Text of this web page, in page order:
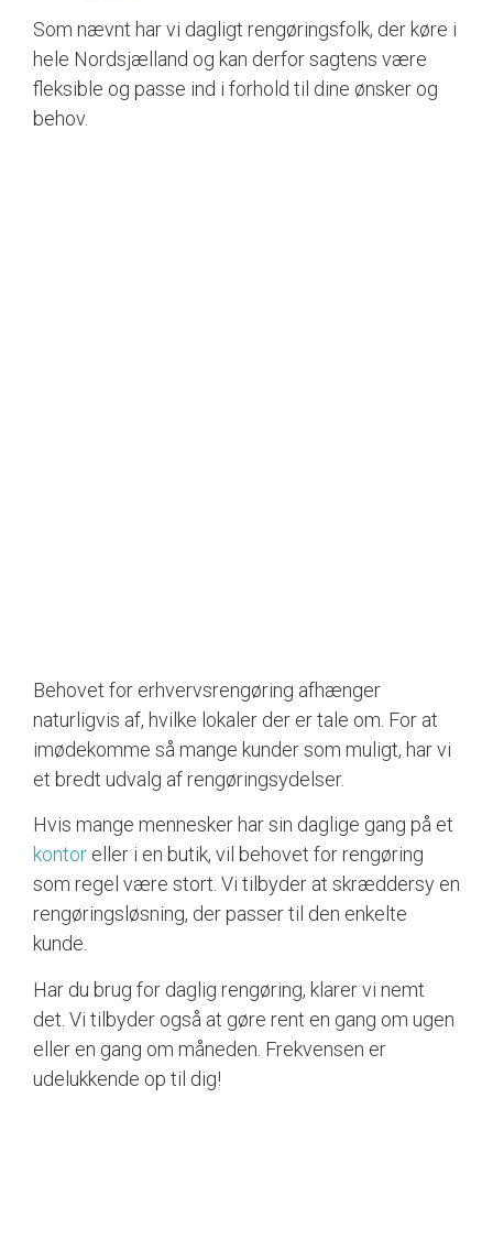
Som nævnt har vi dagligt rengøringsfolk, der køre i
hele Nordsjælland og kan derfor sagtens være
fleksible og passe ind i forhold til dine ønsker og
behov.
Behovet for erhvervsrengøring afhænger
naturligvis af, hvilke lokaler der er tale om. For at
imødekomme så mange kunder som muligt, har vi
et bredt udvalg af rengøringsydelser.
Hvis mange mennesker har sin daglige gang på et
kontor eller i en butik, vil behovet for rengøring
som regel være stort. Vi tilbyder at skræddersy en
rengøringsløsning, der passer til den enkelte
kunde.
Har du brug for daglig rengøring, klarer vi nemt
det. Vi tilbyder også at gøre rent en gang om ugen
eller en gang om måneden. Frekvensen er
udelukkende op til dig!